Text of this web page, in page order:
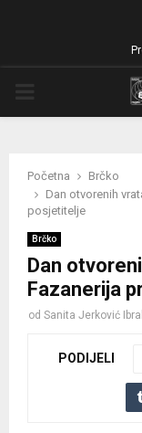
Početna
Brčko
Dan otvorenih
posjetitelje
Brčko
Dan
Fazanerija
od Sanita Jerković
PODIJELI